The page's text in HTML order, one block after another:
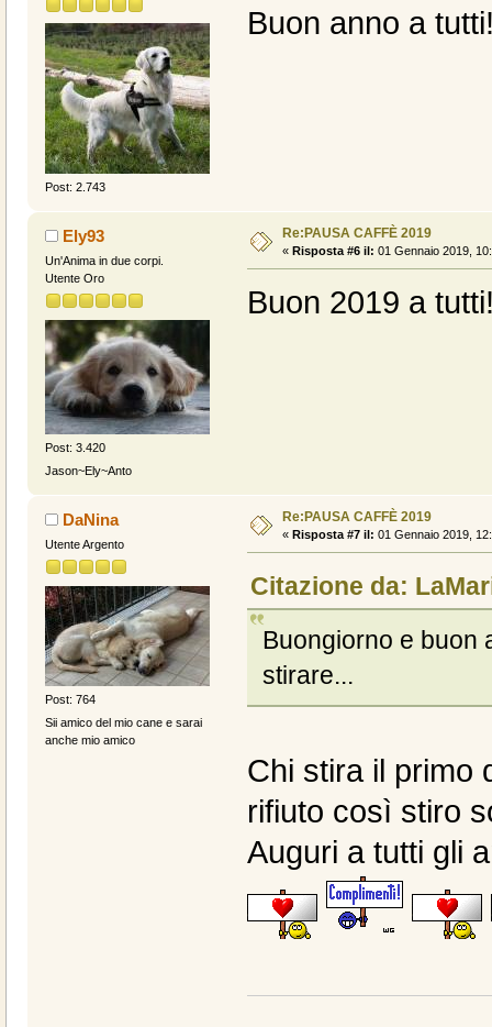
Post: 2.743
Buon anno a
Ely93
Un'Anima in due corpi.
Utente Oro
Post: 3.420
Jason~Ely~Anto
Re:PAUSA CAFFÈ 2019
« Risposta #6 il: 01 Gennaio 2019,
Buon 2019 a
DaNina
Utente Argento
Post: 764
Sii amico del mio cane e sarai
anche mio amico
Re:PAUSA CAFFÈ 2019
« Risposta #7 il: 01 Gennaio 2019,
Citazione da:
Buongiorno e buon
stirare...
Chi stira il primo
rifiuto così stiro
Auguri a tutti gli